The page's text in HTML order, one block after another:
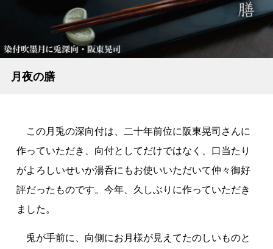
月夜の膳
この月兎の深向付は、二十年前位に阪東晃司さんに
作っていただき、向付としてだけではなく、口当たり
がよろしいせいか湯呑にもお使いいただいて仲々御好
評だったものです。今年、久しぶりに作っていただき
ました。
兎が手前に、向側にお月様が見えてたのしいものと